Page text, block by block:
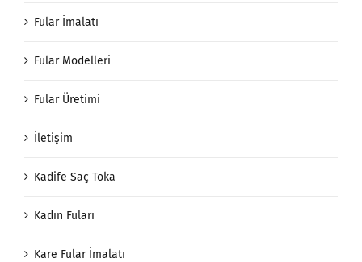
Fular İmalatı
Fular Modelleri
Fular Üretimi
İletişim
Kadife Saç Toka
Kadın Fuları
Kare Fular İmalatı